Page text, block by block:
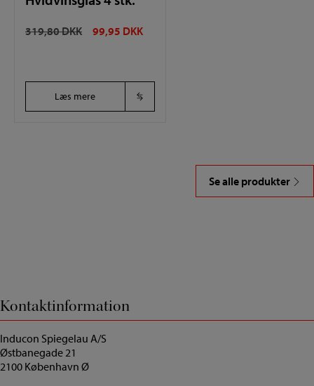
319,80DKK
DEN
VAR:
319,80 DKK.
99,95 DKKDEN
ER:
99,95 DKK.
Læs mere
Se alle produkter
Kontaktinformation
Inducon Spiegelau A/S
Østbanegade 21
2100 København Ø